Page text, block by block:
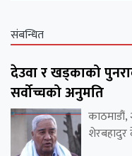
संबन्धित
देउवा र खड्काको
सर्वोच्चको अनुमति
काठमाडौं,
शेरबहादुर